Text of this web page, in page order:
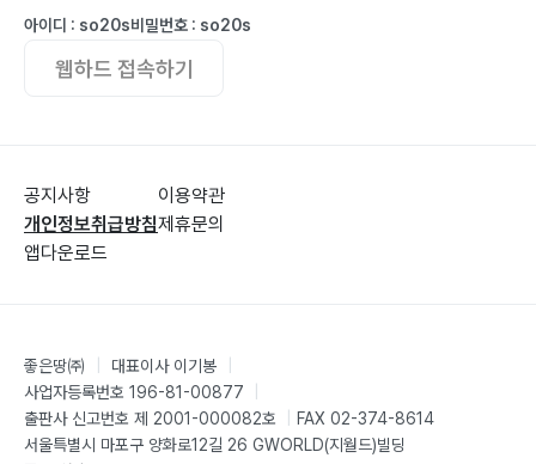
아이디 : so20s비밀번호 : so20s
웹하드 접속하기
공지사항
개인정보취급방침
앱다운로드
이용약관
제휴문의
좋은땅㈜ 대표이사 이기봉
사업자등록번호 196-81-00877
출판사 신고번호 제 2001-000082호
FAX 02-374-8614
서울특별시 마포구 양화로12길 26 GWORLD(지월드)빌딩